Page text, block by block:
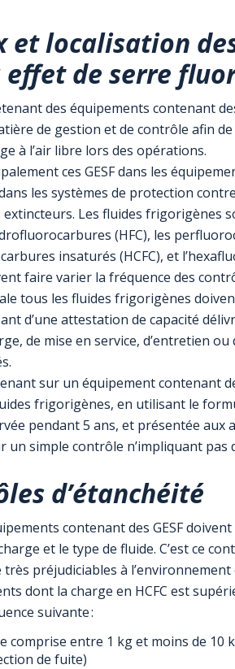
et localisation
effet de serre
des équipements contenant
de gestion et de contrôle afin
à l’air libre lors des opérations.
ces GESF dans les
les systèmes de protection
Les fluides frigorigènes
(HFC), les
insaturés (HCFC), et
faire varier la fréquence des
tous les fluides frigorigènes
d’une attestation de capacité
de mise en service, d’entretien
sur un équipement contenant
frigorigènes, en utilisant le
pendant 5 ans, et présentée
un simple contrôle n’impliquant
d’étanchéité
contenant des GESF
et le type de fluide. C’est ce
très préjudiciables à
dont la charge en HCFC est
suivante :
comprise entre 1 kg et moins de 10
de fuite)